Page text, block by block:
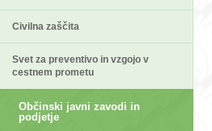
Civilna zaščita
Svet za preventivo in vzgojo v
cestnem prometu
Občinski javni zavodi in
podjetje